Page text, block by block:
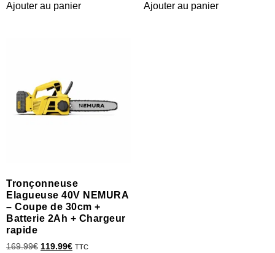
Ajouter au panier Ajouter au panier
Tronçonneuse
Elagueuse 40V NEMURA
– Coupe de 30cm +
Batterie 2Ah + Chargeur
rapide
169.99€ 119.99€ TTC